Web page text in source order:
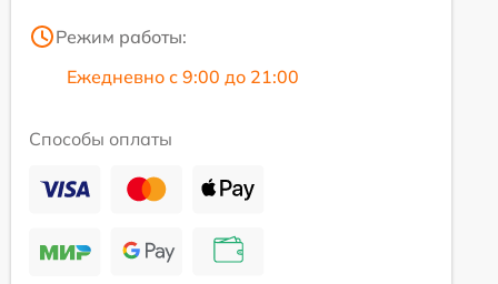
Режим работы:
Ежедневно с 9:00 до 21:00
Способы оплаты